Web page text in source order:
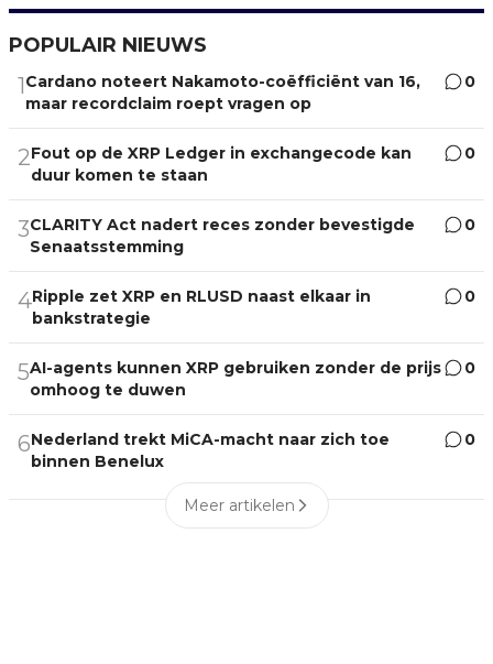
POPULAIR NIEUWS
1Cardano noteert Nakamoto-coëfficiënt van 16,
maar recordclaim roept vragen op
0
2Fout op de XRP Ledger in exchangecode kan
duur komen te staan
0
3CLARITY Act nadert reces zonder bevestigde
Senaatsstemming
0
4Ripple zet XRP en RLUSD naast elkaar in
bankstrategie
0
5AI-agents kunnen XRP gebruiken zonder de prijs
omhoog te duwen
0
6Nederland trekt MiCA-macht naar zich toe
binnen Benelux
0
Meer artikelen